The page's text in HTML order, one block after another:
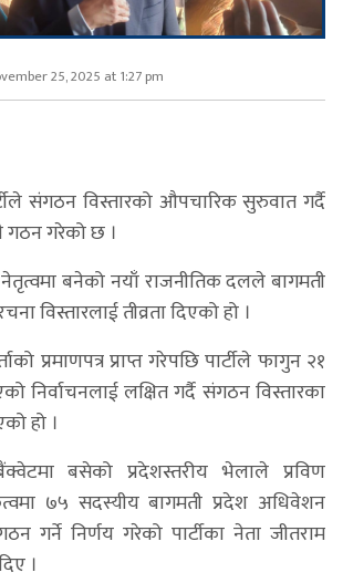
25, 2025 at 1:27 pm
संगठन विस्तारको औपचारिक सुरुवात गर्दै
गठन गरेको छ ।
बनेको नयाँ राजनीतिक दलले बागमती
विस्तारलाई तीव्रता दिएको हो ।
प्रमाणपत्र प्राप्त गरेपछि पार्टीले फागुन २१
निर्वाचनलाई लक्षित गर्दै संगठन विस्तारका
हो ।
बसेको प्रदेशस्तरीय भेलाले प्रविण
७५ सदस्यीय बागमती प्रदेश अधिवेशन
गर्ने निर्णय गरेको पार्टीका नेता जीतराम
।